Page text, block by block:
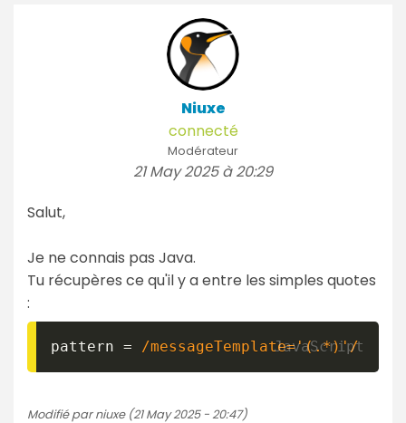
Niuxe
connecté
Modérateur
21 May 2025 à 20:29
Salut,
Je ne connais pas Java.
Tu récupères ce qu'il y a entre les simples quotes
:
pattern = /messageTemplate='(.*)'/
Modifié par niuxe (21 May 2025 - 20:47)